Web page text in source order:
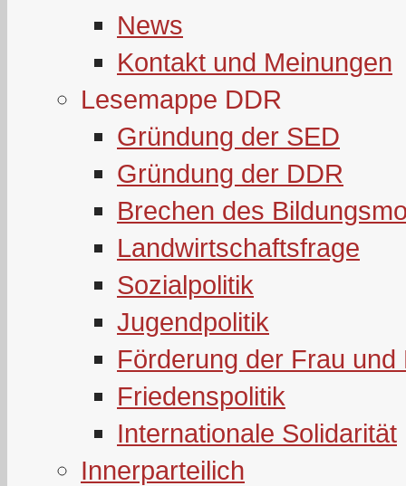
News
Kontakt und Meinungen
Lesemappe DDR
Gründung der SED
Gründung der DDR
Brechen des
Landwirtschaftsfrage
Sozialpolitik
Jugendpolitik
Förderung der Frau und
Friedenspolitik
Internationale Solidarität
Innerparteilich